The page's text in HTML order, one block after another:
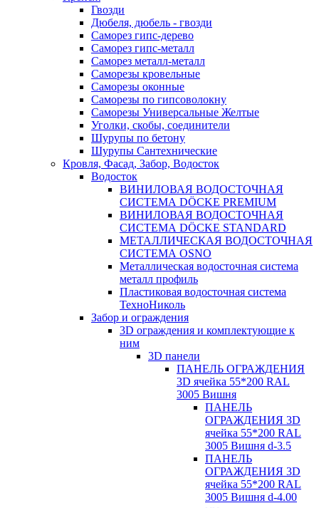
Гвозди
Дюбеля, дюбель - гвозди
Саморез гипс-дерево
Саморез гипс-металл
Саморез металл-металл
Саморезы кровельные
Саморезы оконные
Саморезы по гипсоволокну
Саморезы Универсальные Желтые
Уголки, скобы, соединители
Шурупы по бетону
Шурупы Сантехнические
Кровля, Фасад, Забор, Водосток
Водосток
ВИНИЛОВАЯ ВОДОСТОЧНАЯ
СИСТЕМА DÖCKE PREMIUM
ВИНИЛОВАЯ ВОДОСТОЧНАЯ
СИСТЕМА DÖCKE STANDARD
МЕТАЛЛИЧЕСКАЯ ВОДОСТОЧНАЯ
СИСТЕМА OSNO
Металлическая водосточная система
металл профиль
Пластиковая водосточная система
ТехноНиколь
Забор и ограждения
3D ограждения и комплектующие к
ним
3D панели
ПАНЕЛЬ ОГРАЖДЕНИЯ
3D ячейка 55*200 RAL
3005 Вишня
ПАНЕЛЬ
ОГРАЖДЕНИЯ 3D
ячейка 55*200 RAL
3005 Вишня d-3.5
ПАНЕЛЬ
ОГРАЖДЕНИЯ 3D
ячейка 55*200 RAL
3005 Вишня d-4.00